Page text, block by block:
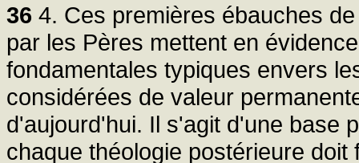
36 4. Ces premières ébauches
par les Pères mettent en
fondamentales typiques envers
considérées de valeur
d'aujourd'hui. Il s'agit d'une base
chaque théologie postérieure